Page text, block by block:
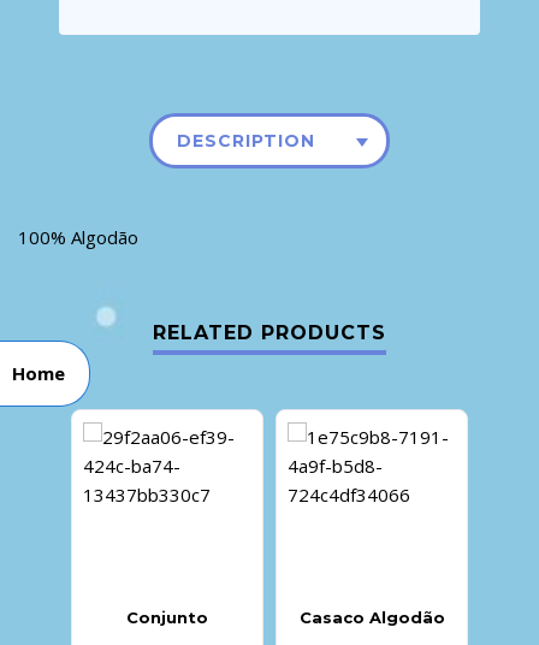
DESCRIPTION
100% Algodão
RELATED PRODUCTS
Conjunto Casaco Algodão
Home